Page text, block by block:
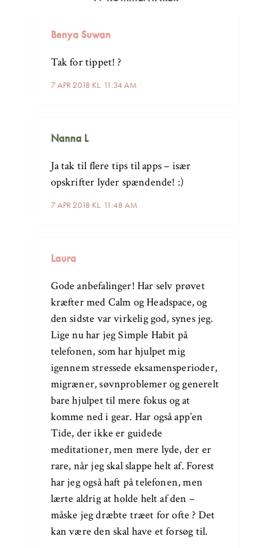
Benya Suwan
7 APR 2018 KL. 11:34 AM
Tak for tippet! ?
Nanna L
7 APR 2018 KL. 11:48 AM
Ja tak til flere tips til apps – især
opskrifter lyder spændende! :)
Laura
Gode anbefalinger! Har selv prøvet
kræfter med Calm og Headspace, og
den sidste var virkelig god, synes jeg.
Lige nu har jeg Simple Habit på
telefonen, som har hjulpet mig
igennem stressede eksamensperioder,
migræner, søvnproblemer og generelt
bare hjulpet til mere fokus og at
komme ned i gear. Har også app’en
Tide, der ikke er guidede
meditationer, men mere lyde, der er
rare, når jeg skal slappe helt af. Forest
har jeg også haft på telefonen, men
lærte aldrig at holde helt af den –
måske jeg dræbte træet for ofte ? Det
kan være den skal have et forsøg til.